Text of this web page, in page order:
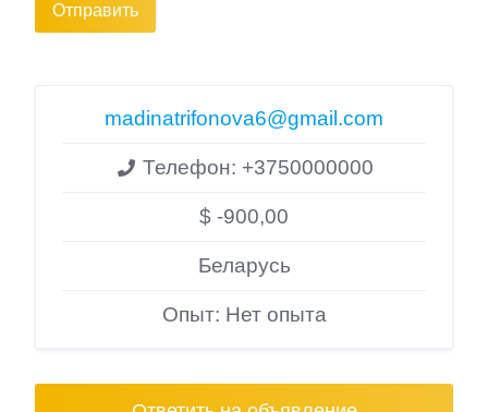
Отправить
madinatrifonova6@gmail.com
Телефон: +3750000000
$ -900,00
Беларусь
Опыт: Нет опыта